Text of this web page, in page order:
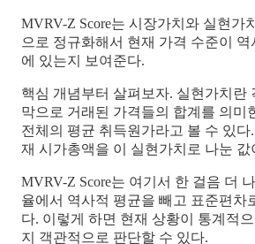
MVRV-Z Score는 시장가치와 실현가
으로 정규화해서 현재 가격 수준이 역
에 있는지 보여준다.
핵심 개념부터 살펴보자. 실현가치란
막으로 거래된 가격들의 합계를 의미
전체의 평균 취득원가라고 볼 수 있다
재 시가총액을 이 실현가치로 나눈 값
MVRV-Z Score는 여기서 한 걸음 더
율에서 역사적 평균을 빼고 표준편차
다. 이렇게 하면 현재 상황이 통계적
지 객관적으로 판단할 수 있다.